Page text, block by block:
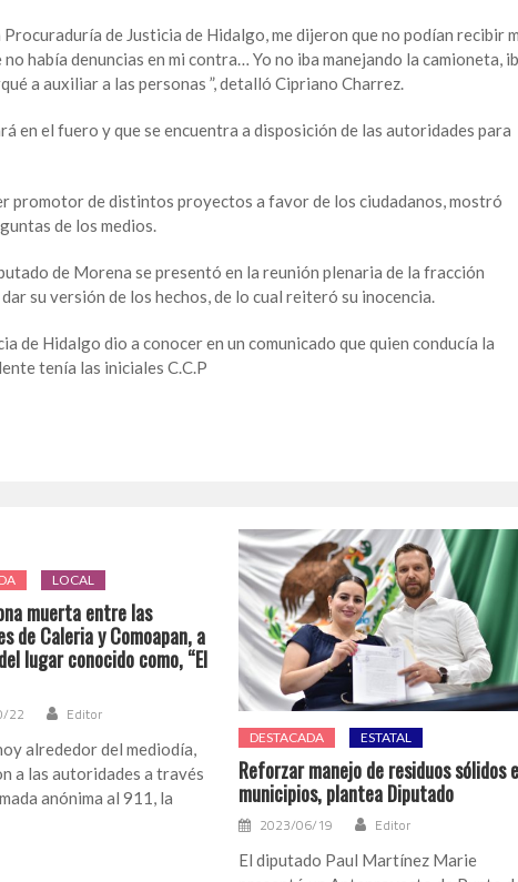
de Justicia de Hidalgo, me dijeron que no podían recibir
había denuncias en mi contra… Yo no iba manejando la camioneta,
a auxiliar a las personas ”, detalló Cipriano Charrez.
en el fuero y que se encuentra a disposición de las autoridades para
promotor de distintos proyectos a favor de los ciudadanos, mostró
de los medios.
de Morena se presentó en la reunión plenaria de la fracción
su versión de los hechos, de lo cual reiteró su inocencia.
de Hidalgo dio a conocer en un comunicado que quien conducía la
tenía las iniciales C.C.P
LOCAL
muerta entre las
de Caleria y Comoapan, a
lugar conocido como, “El
22 Editor
alrededor del mediodía,
a las autoridades a través
anónima al 911, la
DESTACADA ESTATAL
Reforzar manejo de residuos sólidos
municipios, plantea Diputado
2023/06/19 Editor
El diputado Paul Martínez Marie